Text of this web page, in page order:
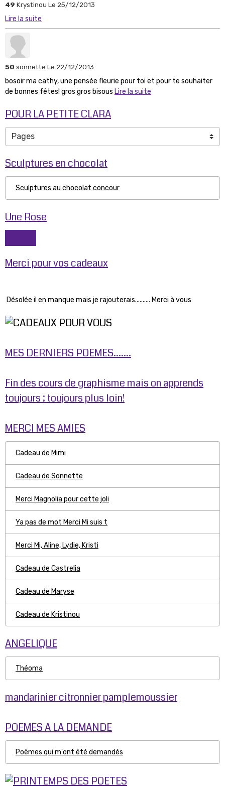
49 Krystinou Le 25/12/2013
Lire la suite
50 sonnette Le 22/12/2013
bosoir ma cathy, une pensée fleurie pour toi et pour te souhaiter
de bonnes fêtes! gros gros bisous Lire la suite
POUR LA PETITE CLARA
Sculptures en chocolat
Sculptures au chocolat concour
Une Rose
Merci pour vos cadeaux
Désolée il en manque mais je rajouterais.......... Merci à vous
MES DERNIERS POEMES.......
Fin des cours de graphisme mais on apprends
toujours ; toujours plus loin!
MERCI MES AMIES
Cadeau de Mimi
Cadeau de Sonnette
Merci Magnolia pour cette joli
Ya pas de mot Merci Mi suis t
Merci Mi, Aline, Lydie, Kristi
Cadeau de Castrelia
Cadeau de Maryse
Cadeau de Kristinou
ANGELIQUE
Théoma
mandarinier citronnier pamplemoussier
POEMES A LA DEMANDE
Poèmes qui m'ont été demandés